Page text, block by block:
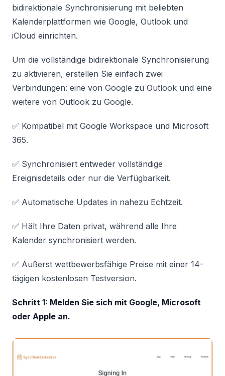
bidirektionale Synchronisierung mit beliebten
Kalenderplattformen wie Google, Outlook und
iCloud einrichten.
Um die vollständige bidirektionale Synchronisierung
zu aktivieren, erstellen Sie einfach zwei
Verbindungen: eine von Google zu Outlook und eine
weitere von Outlook zu Google.
✅ Kompatibel mit Google Workspace und Microsoft
365.
✅ Synchronisiert entweder vollständige
Ereignisdetails oder nur die Verfügbarkeit.
✅ Automatische Updates in nahezu Echtzeit.
✅ Hält Ihre Daten privat, während alle Ihre
Kalender synchronisiert werden.
✅ Äußerst wettbewerbsfähige Preise mit einer 14-
tägigen kostenlosen Testversion.
Schritt 1: Melden Sie sich mit Google, Microsoft
oder Apple an.